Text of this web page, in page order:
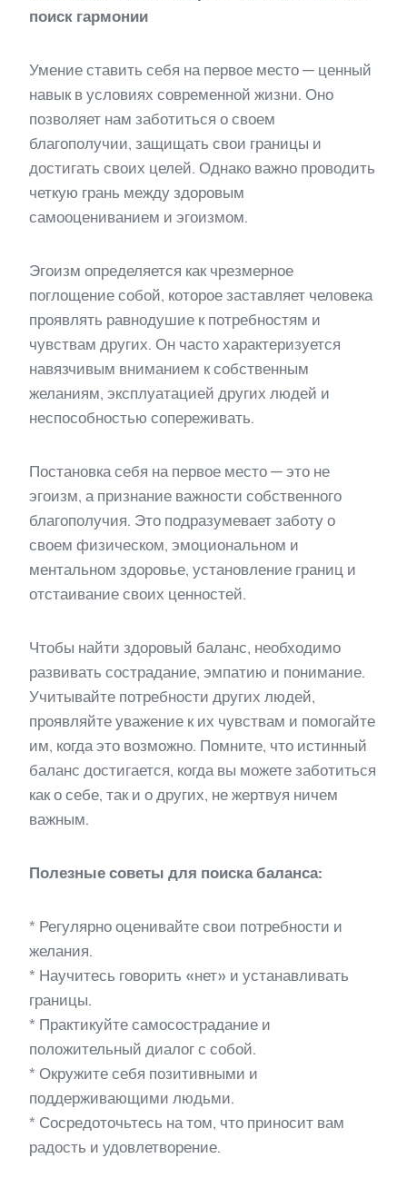
поиск гармонии
Умение ставить себя на первое место — ценный
навык в условиях современной жизни. Оно
позволяет нам заботиться о своем
благополучии, защищать свои границы и
достигать своих целей. Однако важно проводить
четкую грань между здоровым
самооцениванием и эгоизмом.
Эгоизм определяется как чрезмерное
поглощение собой, которое заставляет человека
проявлять равнодушие к потребностям и
чувствам других. Он часто характеризуется
навязчивым вниманием к собственным
желаниям, эксплуатацией других людей и
неспособностью сопереживать.
Постановка себя на первое место — это не
эгоизм, а признание важности собственного
благополучия. Это подразумевает заботу о
своем физическом, эмоциональном и
ментальном здоровье, установление границ и
отстаивание своих ценностей.
Чтобы найти здоровый баланс, необходимо
развивать сострадание, эмпатию и понимание.
Учитывайте потребности других людей,
проявляйте уважение к их чувствам и помогайте
им, когда это возможно. Помните, что истинный
баланс достигается, когда вы можете заботиться
как о себе, так и о других, не жертвуя ничем
важным.
Полезные советы для поиска баланса:
* Регулярно оценивайте свои потребности и
желания.
* Научитесь говорить «нет» и устанавливать
границы.
* Практикуйте самосострадание и
положительный диалог с собой.
* Окружите себя позитивными и
поддерживающими людьми.
* Сосредоточьтесь на том, что приносит вам
радость и удовлетворение.